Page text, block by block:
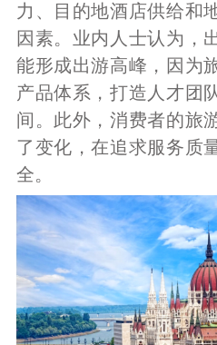
力、目的地酒店供给和
因素。业内人士认为，
能形成出游高峰，因为
产品体系，打造人才团
间。此外，消费者的旅
了变化，在追求服务质
全。